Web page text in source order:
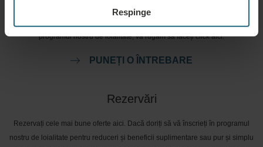
Respinge
Vă rugăm să ne contactați pentru orice întrebare legată de hotelurile noastre
programul nostru de loialitate, vă rugăm să faceți click aici.
PUNEȚI O ÎNTREBARE
Rezervări
Rezervați cele mai bune oferte aici. Dacă doriți să vă înscrieți în programul
nostru de loialitate pentru reduceri și beneficii suplimentare sau pur și simplu